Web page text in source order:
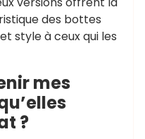
des bottes
style à ceux qui les
mes
?